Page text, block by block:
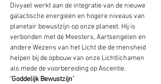
Divyael werkt aan de integratie van de nieuwe
galactische energieën en hogere niveaus van
planetair bewustzijn op onze planeet. Hij is
verbonden met de Meesters, Aartsengelen en
andere Wezens van het Licht die de mensheid
helpen bij de opbouw van onze Lichtlichamen
als mede de voorbereiding op Ascentie.
‘Goddelijk Bewustzijn’